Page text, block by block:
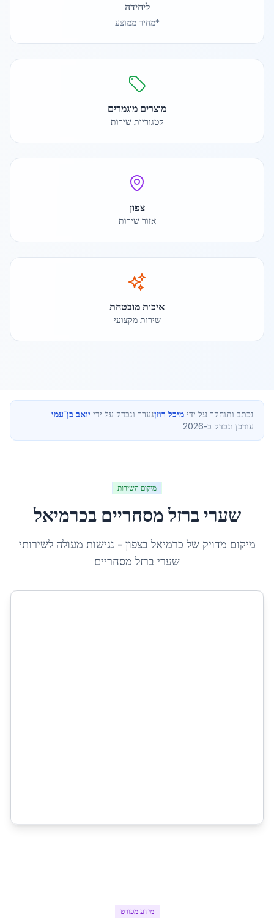
ליחידה
*מחיר ממוצע
מוצרים מוגמרים
קטגוריית שירות
צפון
אזור שירות
איכות מובטחת
שירות מקצועי
נכתב ותוחקר על ידי מיכל רוזןנערך ונבדק על ידי יואב בן־עמי
עודכן ונבדק ב-2026
מיקום השירות
שערי ברזל מסחריים בכרמיאל
מיקום מדויק של כרמיאל בצפון - נגישות מעולה לשירותי
שערי ברזל מסחריים
מידע מפורט